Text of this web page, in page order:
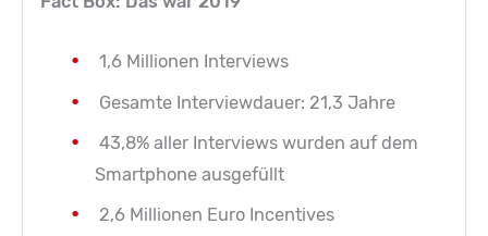
1,6 Millionen Interviews
Gesamte Interviewdauer: 21,3 Jahre
43,8% aller Interviews wurden auf dem
Smartphone ausgefüllt
2,6 Millionen Euro Incentives